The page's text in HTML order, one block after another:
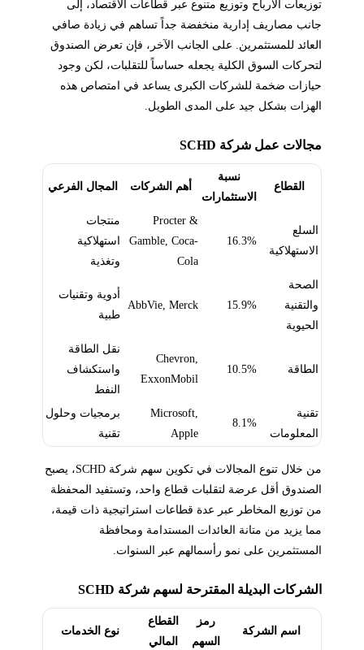
توزيعات الأرباح وتوزيع متنوع عبر قطاعات الاقتصاد، إلى
جانب مصاريف إدارية منخفضة جداً تساهم في زيادة صافي
العائد للمستثمرين. على الجانب الآخر، فإن تعرض الصندوق
لتحركات السوق الكلية يجعله حساساً للتقلبات، لكن وجود
حيازات ضخمة للشركات الكبرى يساعد في امتصاص هذه
الهزات بشكل جيد على المدى الطويل.
مجالات عمل شركة SCHD
القطاع
نسبة
الاستثمارات
أهم الشركات المجال الفرعي
السلع
الاستهلاكية
16.3%
Procter &
Gamble, Coca-
Cola
منتجات
استهلاكية
وتغذية
الصحة
والتقنية
الحيوية
15.9%
AbbVie, Merck
أدوية وتقنيات
طبية
الطاقة 10.5%
Chevron,
ExxonMobil
نقل الطاقة
واستكشاف
النفط
تقنية
المعلومات
8.1%
Microsoft,
Apple
برمجيات وحلول
تقنية
من خلال تنوع المجالات في تكوين سهم شركة SCHD، يصبح
الصندوق أقل عرضة لتقلبات قطاع واحد، وتستفيد المحفظة
من توزيع المخاطر عبر عدة قطاعات استراتيجية ذات قيمة،
مما يزيد من متانة العائدات المستدامة ومحافظة
المستثمرين على نمو رأسمالهم عبر السنوات.
الشركات البديلة المقترحة لسهم شركة SCHD
اسم الشركة
رمز
السهم
القطاع
المالي
نوع الخدمات